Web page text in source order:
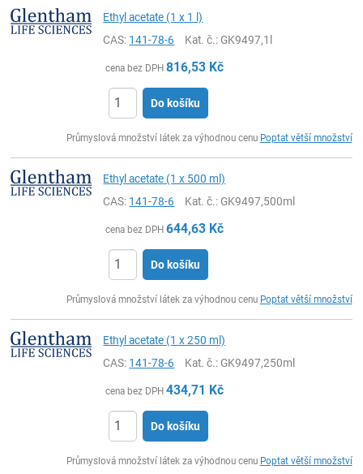
Ethyl acetate (1 x 1 l)
CAS: 141-78-6 Kat. č.: GK9497,1l
cena bez DPH 816,53 Kč
Do košíku
Průmyslová množství látek za výhodnou cenu Poptat větší množství
Ethyl acetate (1 x 500 ml)
CAS: 141-78-6 Kat. č.: GK9497,500ml
cena bez DPH 644,63 Kč
Do košíku
Průmyslová množství látek za výhodnou cenu Poptat větší množství
Ethyl acetate (1 x 250 ml)
CAS: 141-78-6 Kat. č.: GK9497,250ml
cena bez DPH 434,71 Kč
Do košíku
Průmyslová množství látek za výhodnou cenu Poptat větší množství